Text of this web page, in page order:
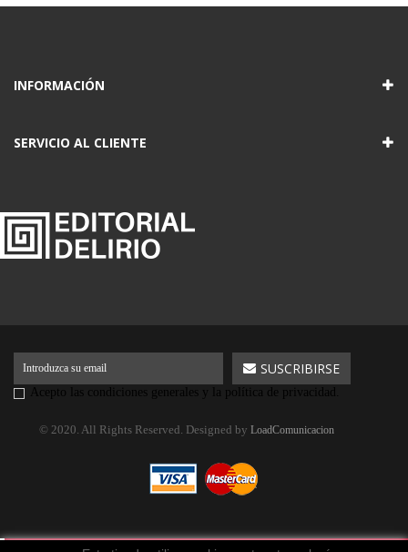
INFORMACIÓN
SERVICIO AL CLIENTE
Acepto las condiciones generales y la política de privacidad.
© 2020. All Rights Reserved. Designed by LoadComunicacion